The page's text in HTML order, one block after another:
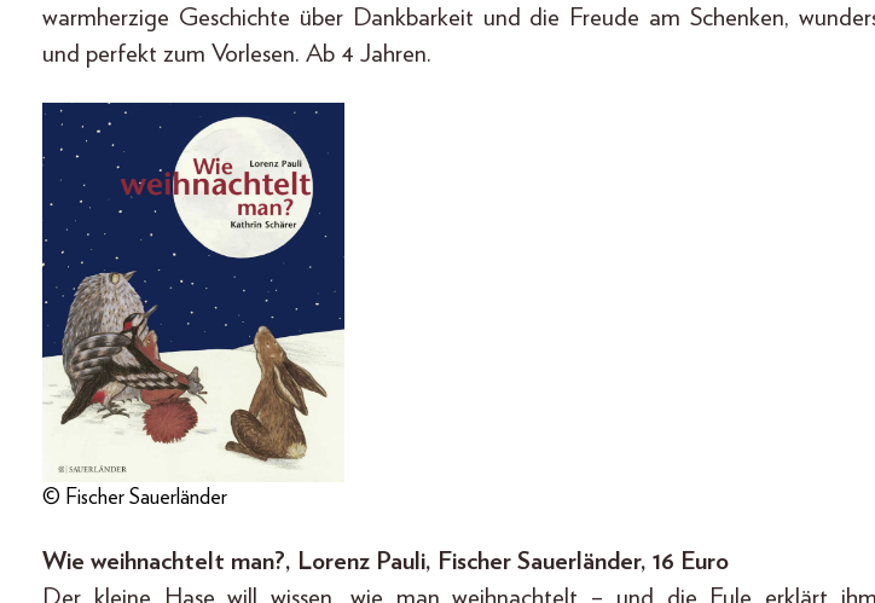
warmherzige Geschichte über Dankbarkeit und die Freude am Schenken,
und perfekt zum Vorlesen. Ab 4 Jahren.
© Fischer Sauerländer
Wie weihnachtelt man?, Lorenz Pauli, Fischer Sauerländer, 16 Euro
Der kleine Hase will wissen, wie man weihnachtelt – und die Eule erklärt